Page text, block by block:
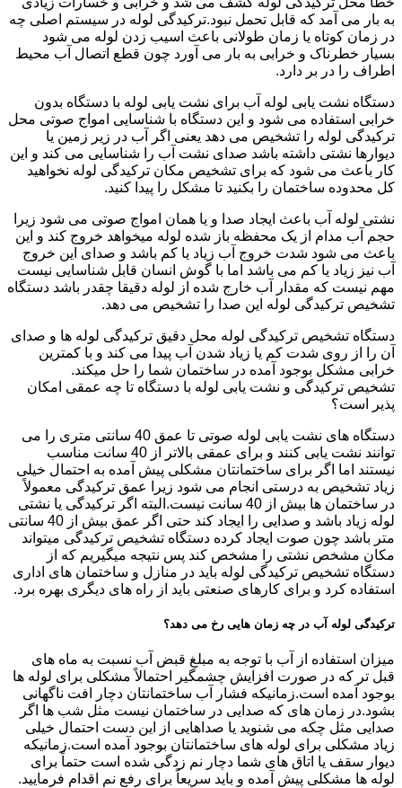
به بار می آمد که قابل تحمل نبود.ترکیدگی لوله در سیستم اصلی چه
در زمان کوتاه یا زمان طولانی باعث اسیب زدن لوله می شود
بسیار خطرناک و خرابی به بار می آورد چون قطع اتصال آب محیط
اطراف را در بر دارد.
دستگاه نشت یابی لوله آب برای نشت یابی لوله با دستگاه بدون
خرابی استفاده می شود و این دستگاه با شناسایی امواج صوتی محل
ترکیدگی لوله را تشخیص می دهد یعنی اگر آب در زیر زمین یا
دیوارها نشتی داشته باشد صدای نشت آب را شناسایی می کند و این
کار باعث می شود که برای تشخیص مکان ترکیدگی لوله نخواهید
کل محدوده ساختمان را بکنید تا مشکل را پیدا کنید.
نشتی لوله آب باعث ایجاد صدا و یا همان امواج صوتی می شود زیرا
حجم آب مدام از یک محفظه باز شده لوله میخواهد خروج کند و این
باعث می شود شدت خروج آب زیاد یا کم باشد و صدای این خروج
آب نیز زیاد یا کم می باشد اما با گوش انسان قابل شناسایی نیست
مهم نیست که مقدار آب خارج شده از لوله دقیقا چقدر باشد دستگاه
تشخیص ترکیدگی لوله این صدا را تشخیص می دهد.
دستگاه تشخیص ترکیدگی لوله محل دقیق ترکیدگی لوله ها و صدای
آن را از روی شدت کم یا زیاد شدن آب پیدا می کند و با کمترین
خرابی مشکل بوجود آمده در ساختمان شما را حل میکند.
تشخیص ترکیدگی و نشت یابی لوله با دستگاه تا چه عمقی امکان
پذیر است؟
دستگاه های نشت یابی لوله صوتی تا عمق 40 سانتی متری را می
توانند نشت یابی کنند و برای عمقی بالاتر از 40 سانت مناسب
نیستند اما اگر برای ساختمانتان مشکلی پیش آمده به احتمال خیلی
زیاد تشخیص به درستی انجام می شود زیرا عمق ترکیدگی معمولاً
در ساختمان ها بیش از 40 سانت نیست.البته اگر ترکیدگی یا نشتی
لوله زیاد باشد و صدایی را ایجاد کند حتی اگر عمق بیش از 40 سانتی
متر باشد چون صوت ایجاد کرده دستگاه تشخیص ترکیدگی میتواند
مکان مشخص نشتی را مشخص کند پس نتیجه میگیریم که از
دستگاه تشخیص ترکیدگی لوله باید در منازل و ساختمان های اداری
استفاده کرد و برای کارهای صنعتی باید از راه های دیگری بهره برد.
ترکیدگی لوله آب در چه زمان هایی رخ می دهد؟
میزان استفاده از آب با توجه به مبلغ قبض آب نسبت به ماه های
قبل تر که در صورت افزایش چشمگیر احتمالاً مشکلی برای لوله ها
بوجود آمده است.زمانیکه فشار آب ساختمانتان دچار افت ناگهانی
بشود.در زمان های که صدایی در ساختمان نیست مثل شب ها اگر
صدایی مثل چکه می شنوید یا صداهایی از این دست احتمال خیلی
زیاد مشکلی برای لوله های ساختمانتان بوجود آمده است.زمانیکه
دیوار سقف یا اتاق های شما دچار نم زدگی شده است حتماً برای
لوله ها مشکلی پیش آمده و باید سریعاً برای رفع نم اقدام فرمایید.